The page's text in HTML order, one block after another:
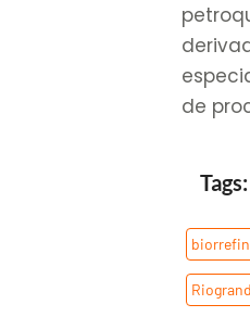
de
Tags: